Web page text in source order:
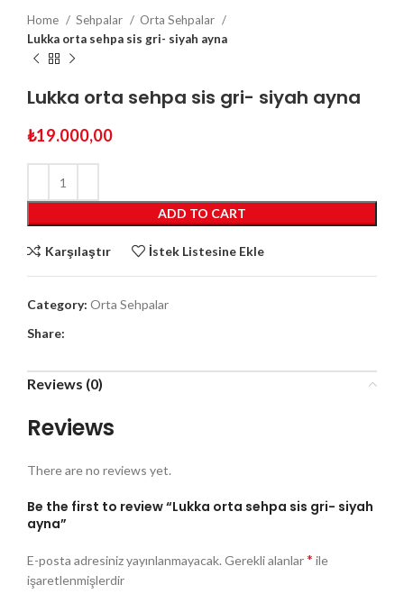
Home Sehpalar
Orta Sehpalar
Lukka orta sehpa sis gri- siyah ayna
Lukka orta sehpa sis gri- siyah ayna
₺19.000,00
ADD TO CART
Karşılaştır İstek Listesine Ekle
Category: Orta Sehpalar
Share:
Reviews (0)
Reviews
There are no reviews yet.
Be the first to review “Lukka orta sehpa sis gri- siyah
ayna”
E-posta adresiniz yayınlanmayacak. Gerekli alanlar* ile
işaretlenmişlerdir